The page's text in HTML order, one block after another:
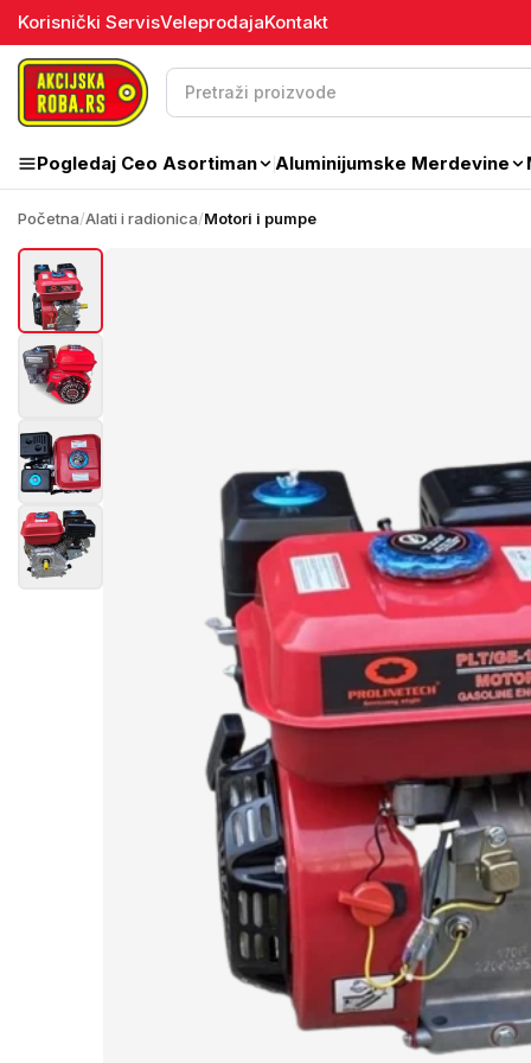
Korisnički ServisVeleprodajaKontakt
Pogledaj Ceo Asortiman Aluminijumske Merdevine
Početna/Alati i radionica/Motori i pumpe